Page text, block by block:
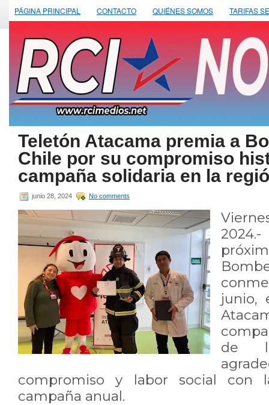
PÁGINA PRINCIPAL CONTACTO QUIÉNES SOMOS TARIFAS
Teletón Atacama premia a
Chile por su compromiso
campaña solidaria en la
junio 28, 2024 No comments
junio,
de
compromiso y labor social con
campaña anual.